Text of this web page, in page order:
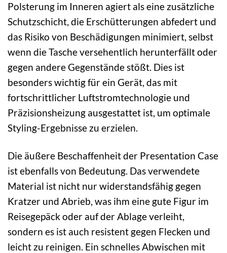
Polsterung im Inneren agiert als eine zusätzliche
Schutzschicht, die Erschütterungen abfedert und
das Risiko von Beschädigungen minimiert, selbst
wenn die Tasche versehentlich herunterfällt oder
gegen andere Gegenstände stößt. Dies ist
besonders wichtig für ein Gerät, das mit
fortschrittlicher Luftstromtechnologie und
Präzisionsheizung ausgestattet ist, um optimale
Styling-Ergebnisse zu erzielen.
Die äußere Beschaffenheit der Presentation Case
ist ebenfalls von Bedeutung. Das verwendete
Material ist nicht nur widerstandsfähig gegen
Kratzer und Abrieb, was ihm eine gute Figur im
Reisegepäck oder auf der Ablage verleiht,
sondern es ist auch resistent gegen Flecken und
leicht zu reinigen. Ein schnelles Abwischen mit